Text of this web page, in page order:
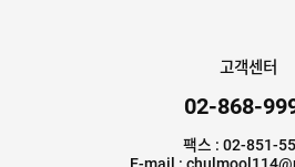
고객센터
02-868-
팩스 : 02-851-
E-mail :